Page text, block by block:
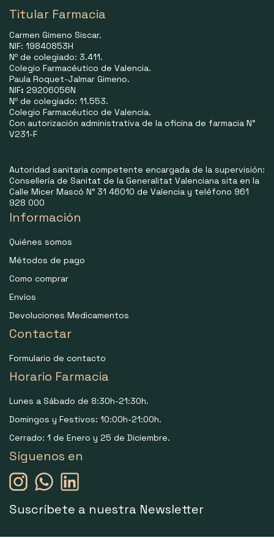
Titular Farmacia
Carmen Gimeno Siscar.
NIF: 19840853H
Nº de colegiado: 3.411.
Colegio Farmacéutico de Valencia.
Paula Roquet-Jalmar Gimeno.
NIF: 29206056N
Nº de colegiado: 11.553.
Colegio Farmacéutico de Valencia.
Con autorización administrativa de la oficina de farmacia N°
V231-F
Autoridad sanitaria competente encargada de la supervisión:
Consellería de Sanitat de la Generalitat Valenciana sita en la
Calle Micer Mascó N° 31 46010 de Valencia y teléfono 961
928 000
Información
Quiénes somos
Métodos de pago
Como comprar
Envíos
Devoluciones Medicamentos
Contactar
Formulario de contacto
Horario Farmacia
Lunes a Sábado de 8:30h-21:30h.
Domingos y Festivos: 10:00h-21:00h.
Cerrado: 1 de Enero y 25 de Diciembre.
Síguenos en
Suscríbete a nuestra Newsletter